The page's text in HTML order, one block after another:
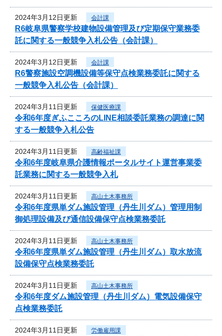
2024年3月12日更新 会計課
R6岐阜県警察学校建物設備管理及び定期保守業務委
託に関する一般競争入札公告（会計課）
2024年3月12日更新 会計課
R6警察施設空調機設備等保守点検業務委託に関する
一般競争入札公告（会計課）
2024年3月11日更新 保健医療課
令和6年度ぎふこころのLINE相談委託業務の調達に関
する一般競争入札公告
2024年3月11日更新 高齢福祉課
令和6年度岐阜県介護情報ポータルサイト運営事業委
託業務に関する一般競争入札
2024年3月11日更新 高山土木事務所
令和6年度県単ダム施設管理（丹生川ダム）管理用制
御処理設備及び通信設備保守点検業務委託
2024年3月11日更新 高山土木事務所
令和6年度県単ダム施設管理（丹生川ダム）取水放流
設備保守点検業務委託
2024年3月11日更新 高山土木事務所
令和6年度ダム施設管理（丹生川ダム）電気設備保守
点検業務委託
2024年3月11日更新 労働雇用課